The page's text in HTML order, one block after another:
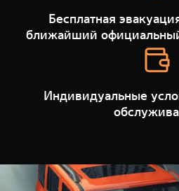
Расширяя границы комфорта
от 6 149 000 ₽
Бесплатная
ближайший
Индивидуальные